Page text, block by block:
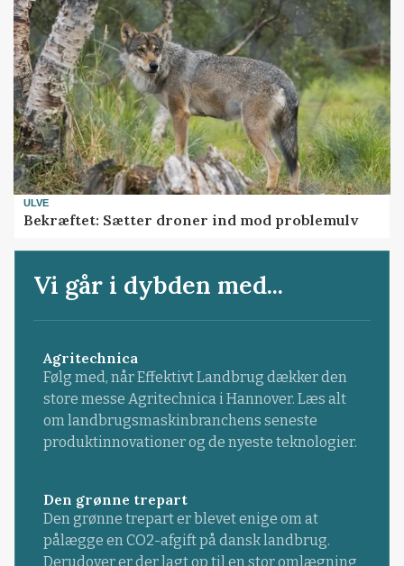
ULVE
Bekræftet: Sætter droner ind mod problemulv
Vi går i dybden med...
Agritechnica
Følg med, når Effektivt Landbrug dækker den
store messe Agritechnica i Hannover. Læs alt
om landbrugsmaskinbranchens seneste
produktinnovationer og de nyeste teknologier.
Den grønne trepart
Den grønne trepart er blevet enige om at
pålægge en CO2-afgift på dansk landbrug.
Derudover er der lagt op til en stor omlægning